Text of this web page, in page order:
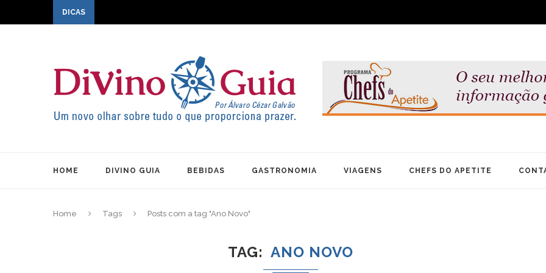
DICAS
HOME DIVINO GUIA BEBIDAS GASTRONOMIA VIAGENS CHEFS DO APETITE
Home Tags Posts com a tag "Ano Novo"
TAG ANO NOVO